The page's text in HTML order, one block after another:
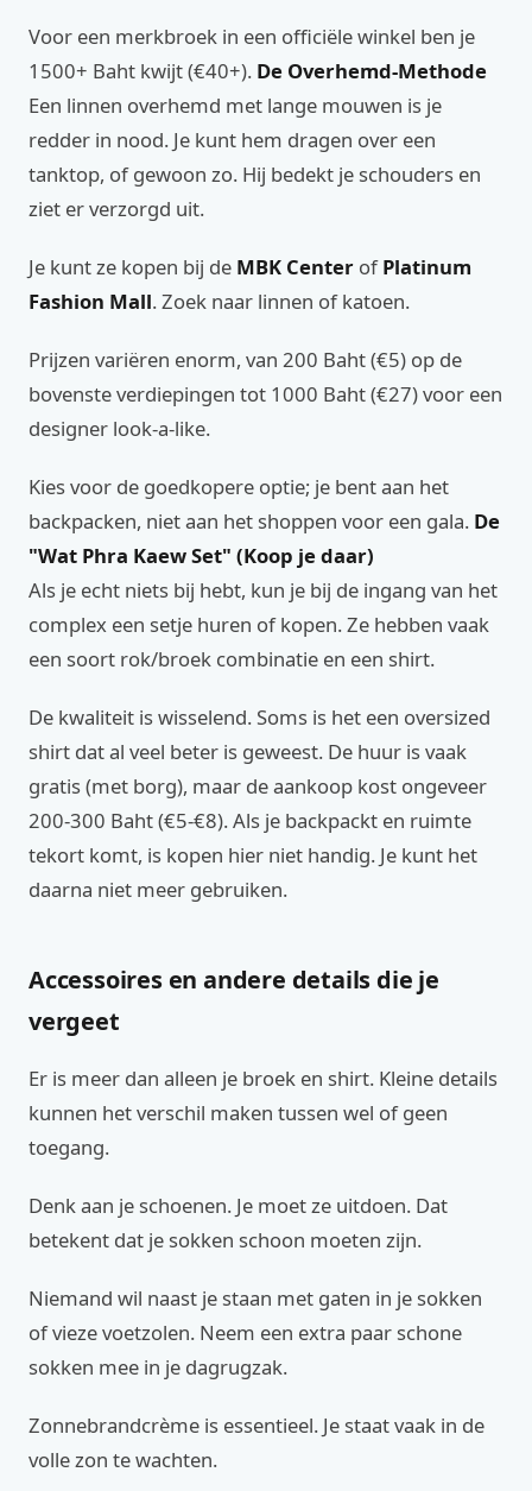
Voor een merkbroek in een officiële winkel ben je
1500+ Baht kwijt (€40+). De Overhemd-Methode
Een linnen overhemd met lange mouwen is je
redder in nood. Je kunt hem dragen over een
tanktop, of gewoon zo. Hij bedekt je schouders en
ziet er verzorgd uit.
Je kunt ze kopen bij de MBK Center ofPlatinum
Fashion Mall. Zoek naar linnen of katoen.
Prijzen variëren enorm, van 200 Baht (€5) op de
bovenste verdiepingen tot 1000 Baht (€27) voor een
designer look-a-like.
Kies voor de goedkopere optie; je bent aan het
backpacken, niet aan het shoppen voor een gala. De
"Wat Phra Kaew Set" (Koop je daar)
Als je echt niets bij hebt, kun je bij de ingang van het
complex een setje huren of kopen. Ze hebben vaak
een soort rok/broek combinatie en een shirt.
De kwaliteit is wisselend. Soms is het een oversized
shirt dat al veel beter is geweest. De huur is vaak
gratis (met borg), maar de aankoop kost ongeveer
200-300 Baht (€5-€8). Als je backpackt en ruimte
tekort komt, is kopen hier niet handig. Je kunt het
daarna niet meer gebruiken.
Accessoires en andere details die je
vergeet
Er is meer dan alleen je broek en shirt. Kleine details
kunnen het verschil maken tussen wel of geen
toegang.
Denk aan je schoenen. Je moet ze uitdoen. Dat
betekent dat je sokken schoon moeten zijn.
Niemand wil naast je staan met gaten in je sokken
of vieze voetzolen. Neem een extra paar schone
sokken mee in je dagrugzak.
Zonnebrandcrème is essentieel. Je staat vaak in de
volle zon te wachten.